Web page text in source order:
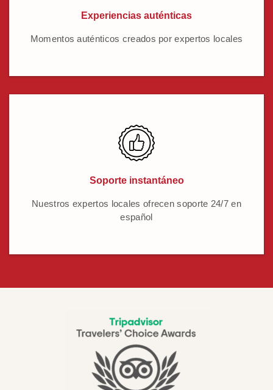
Experiencias auténticas
Momentos auténticos creados por expertos locales
Soporte instantáneo
Nuestros expertos locales ofrecen soporte 24/7 en
español